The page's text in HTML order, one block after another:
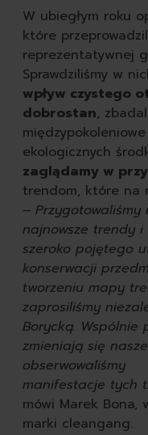
W ubiegłym roku
które
reprezentatywnej
Sprawdziliśmy w
wpływ czystego
dobrostan,
ekologicznych
zaglądamy w
trendom, które na
–
najnowsze trendy
szeroko pojętego
konserwacji
tworzeniu mapy
zaprosiliśmy
Borycką. Wspólnie
zmieniają się
obserwowaliśmy
manifestacje tych
mówi Marek Bona,
marki cleangang.